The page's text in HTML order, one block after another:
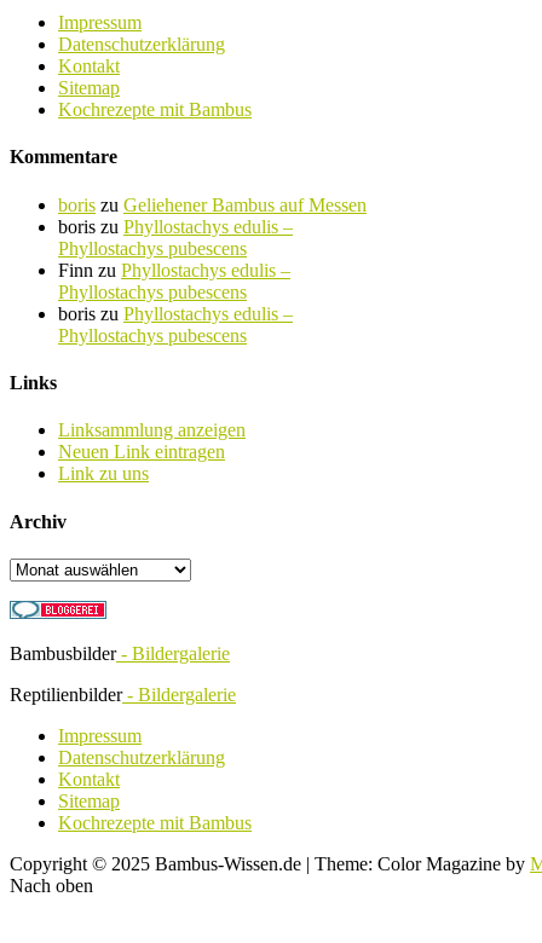
Impressum
Datenschutzerklärung
Kontakt
Sitemap
Kochrezepte mit Bambus
Kommentare
boris zu Geliehener Bambus auf Messen
boris zu Phyllostachys edulis –
Phyllostachys pubescens
Finn zu Phyllostachys edulis –
Phyllostachys pubescens
boris zu Phyllostachys edulis –
Phyllostachys pubescens
Links
Linksammlung anzeigen
Neuen Link eintragen
Link zu uns
Archiv
Archiv
Bambusbilder- Bildergalerie
Reptilienbilder- Bildergalerie
Impressum
Datenschutzerklärung
Kontakt
Sitemap
Kochrezepte mit Bambus
Copyright © 2025 Bambus-Wissen.de | Theme: Color Magazine by
Nach oben